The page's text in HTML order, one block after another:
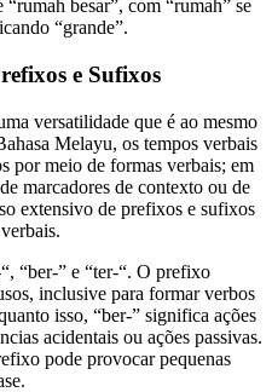
besar”, com “rumah” se
“grande”.
e Sufixos
versatilidade que é ao mesmo
Melayu, os tempos verbais
por meio de formas verbais; em
marcadores de contexto ou de
extensivo de prefixos e sufixos
“ber-” e “ter-“. O prefixo
inclusive para formar verbos
isso, “ber-” significa ações
acidentais ou ações passivas.
pode provocar pequenas